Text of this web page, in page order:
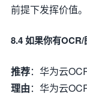
前提下发挥价值。
8.4 如果你有
推荐：华为云
理由：华为云